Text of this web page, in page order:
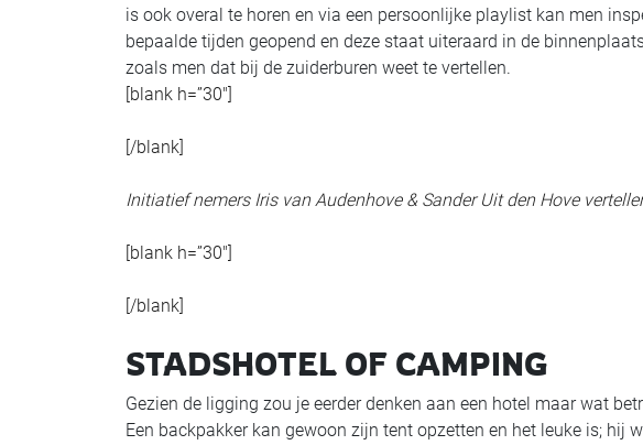
is ook overal te horen en via een persoonlijke playlist kan men
bepaalde tijden geopend en deze staat uiteraard in de
zoals men dat bij de zuiderburen weet te vertellen.
[blank h=”30″]
[/blank]
Initiatief nemers Iris van Audenhove & Sander Uit den Hove
[blank h=”30″]
[/blank]
STADSHOTEL OF CAMPING
Gezien de ligging zou je eerder denken aan een hotel maar wat
Een backpakker kan gewoon zijn tent opzetten en het leuke is; hij